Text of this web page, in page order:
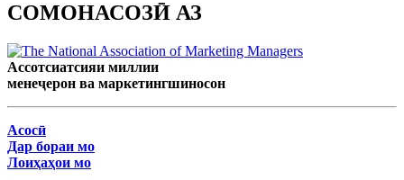
СОМОНАСОЗӢ АЗ
Ассотсиатсияи миллии
менеҷерон ва маркетингшиносон
Асосӣ
Дар бораи мо
Лоиҳаҳои мо